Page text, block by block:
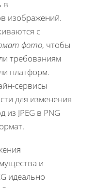
в
изображений.
с
фото, чтобы
требованиям
платформ.
сервисы
для изменения
JPEG в PNG
и
идеально